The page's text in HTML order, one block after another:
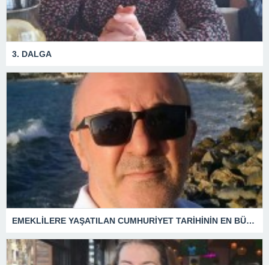
3. DALGA
EMEKLİLERE YAŞATILAN CUMHURİYET TARİHİNİN EN BÜYÜK ZULMÜNÜN DERİN ANALİZİ !